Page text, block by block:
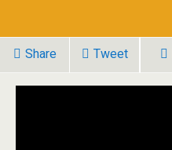
Share Tweet